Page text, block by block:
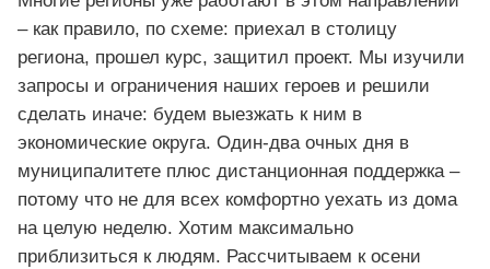
– как правило, по схеме: приехал в столицу
региона, прошел курс, защитил проект. Мы изучили
запросы и ограничения наших героев и решили
сделать иначе: будем выезжать к ним в
экономические округа. Один-два очных дня в
муниципалитете плюс дистанционная поддержка –
потому что не для всех комфортно уехать из дома
на целую неделю. Хотим максимально
приблизиться к людям. Рассчитываем к осени